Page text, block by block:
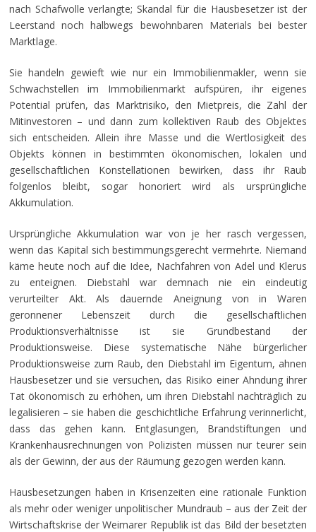
nach Schafwolle verlangte; Skandal für die Hausbesetzer ist der
Leerstand noch halbwegs bewohnbaren Materials bei bester
Marktlage.
Sie handeln gewieft wie nur ein Immobilienmakler, wenn sie
Schwachstellen im Immobilienmarkt aufspüren, ihr eigenes
Potential prüfen, das Marktrisiko, den Mietpreis, die Zahl der
Mitinvestoren – und dann zum kollektiven Raub des Objektes
sich entscheiden. Allein ihre Masse und die Wertlosigkeit des
Objekts können in bestimmten ökonomischen, lokalen und
gesellschaftlichen Konstellationen bewirken, dass ihr Raub
folgenlos bleibt, sogar honoriert wird als ursprüngliche
Akkumulation.
Ursprüngliche Akkumulation war von je her rasch vergessen,
wenn das Kapital sich bestimmungsgerecht vermehrte. Niemand
käme heute noch auf die Idee, Nachfahren von Adel und Klerus
zu enteignen. Diebstahl war demnach nie ein eindeutig
verurteilter Akt. Als dauernde Aneignung von in Waren
geronnener Lebenszeit durch die gesellschaftlichen
Produktionsverhältnisse ist sie Grundbestand der
Produktionsweise. Diese systematische Nähe bürgerlicher
Produktionsweise zum Raub, den Diebstahl im Eigentum, ahnen
Hausbesetzer und sie versuchen, das Risiko einer Ahndung ihrer
Tat ökonomisch zu erhöhen, um ihren Diebstahl nachträglich zu
legalisieren – sie haben die geschichtliche Erfahrung verinnerlicht,
dass das gehen kann. Entglasungen, Brandstiftungen und
Krankenhausrechnungen von Polizisten müssen nur teurer sein
als der Gewinn, der aus der Räumung gezogen werden kann.
Hausbesetzungen haben in Krisenzeiten eine rationale Funktion
als mehr oder weniger unpolitischer Mundraub – aus der Zeit der
Wirtschaftskrise der Weimarer Republik ist das Bild der besetzten